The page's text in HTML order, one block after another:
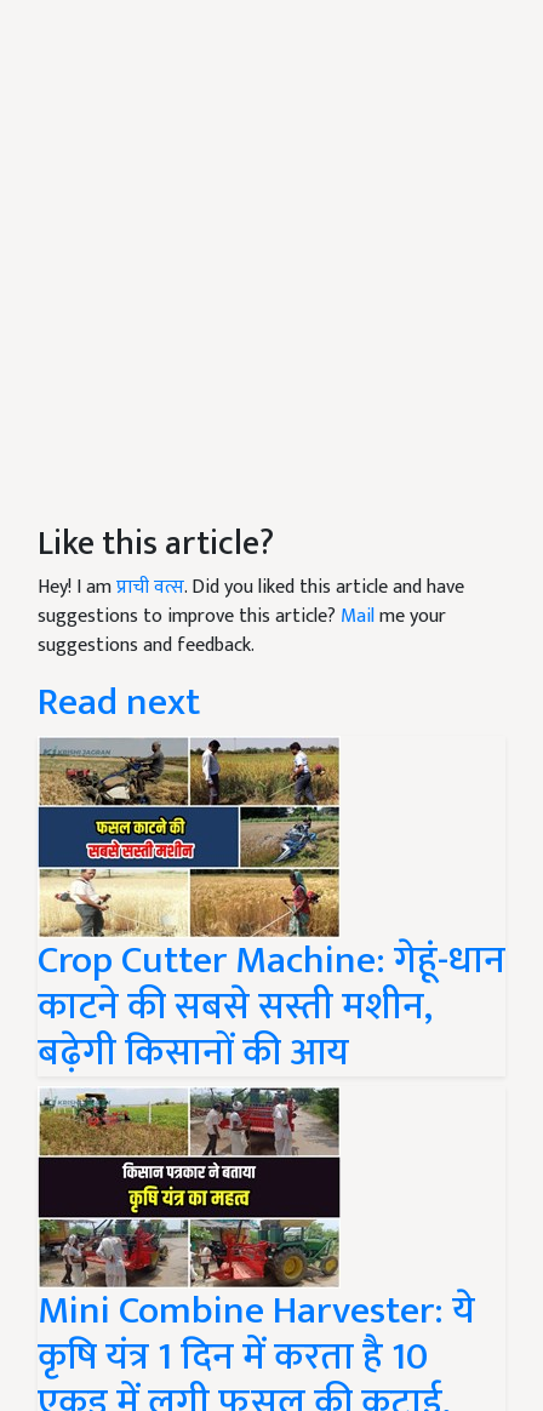
Like this article?
Hey! I amप्राची वत्स. Did you liked this article and have
suggestions to improve this article? Mailme your
suggestions and feedback.
Read next
Crop Cutter Machine: गेहूं-धान
काटने की सबसे सस्ती मशीन,
बढ़ेगी किसानों की आय
Mini Combine Harvester: ये
कृषि यंत्र 1 दिन में करता है 10